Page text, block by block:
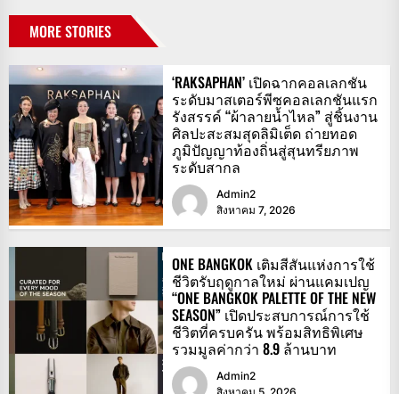
MORE STORIES
‘RAKSAPHAN’ เปิดฉากคอลเลกชัน
ระดับมาสเตอร์พีซคอลเลกชันแรก
รังสรรค์ “ผ้าลายน้ำไหล” สู่ชิ้นงาน
ศิลปะสะสมสุดลิมิเต็ด ถ่ายทอด
ภูมิปัญญาท้องถิ่นสู่สุนทรียภาพ
ระดับสากล
Admin2
สิงหาคม 7, 2026
ONE BANGKOK เติมสีสันแห่งการใช้
ชีวิตรับฤดูกาลใหม่ ผ่านแคมเปญ
“ONE BANGKOK PALETTE OF THE NEW
SEASON” เปิดประสบการณ์การใช้
ชีวิตที่ครบครัน พร้อมสิทธิพิเศษ
รวมมูลค่ากว่า 8.9 ล้านบาท
Admin2